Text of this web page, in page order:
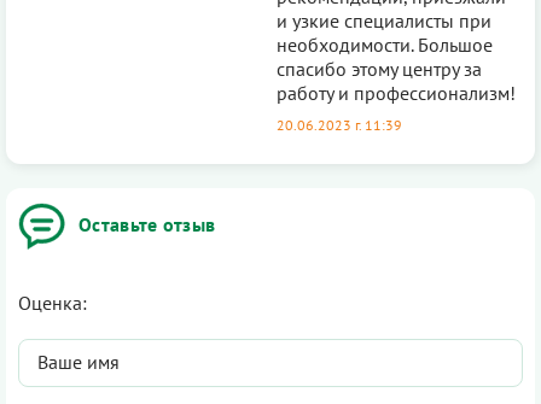
Оставьте отзыв
Оценка:
и узкие специалисты при
необходимости. Большое
спасибо этому центру за
работу и профессионализм!
20.06.2023 г. 11:39